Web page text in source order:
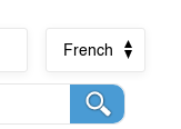
French